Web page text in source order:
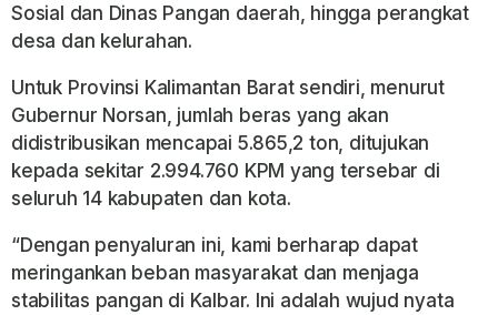
Sosial dan Dinas Pangan daerah, hingga perangkat
desa dan kelurahan.
Untuk Provinsi Kalimantan Barat sendiri, menurut
Gubernur Norsan, jumlah beras yang akan
didistribusikan mencapai 5.865,2 ton, ditujukan
kepada sekitar 2.994.760 KPM yang tersebar di
seluruh 14 kabupaten dan kota.
“Dengan penyaluran ini, kami berharap dapat
meringankan beban masyarakat dan menjaga
stabilitas pangan di Kalbar. Ini adalah wujud nyata